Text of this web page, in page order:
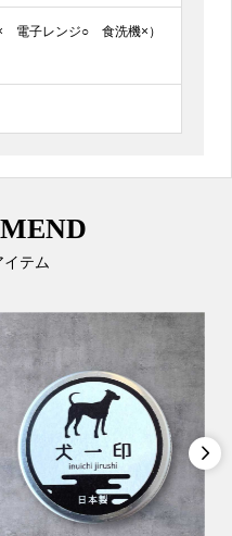
× 電子レンジ○ 食洗機×）
イテム
